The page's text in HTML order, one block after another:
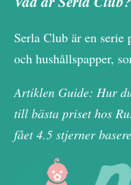
Serla Club är en serie
och hushållspapper,
Artiklen Guide: Hur
till bästa priset hos
fået4.5 stjerner